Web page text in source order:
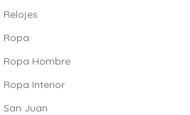
Relojes
Ropa
Ropa Hombre
Ropa Interior
San Juan